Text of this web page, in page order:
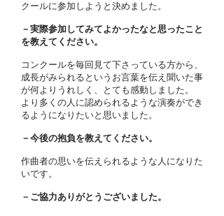
クールに参加しようと決めました。
－実際参加してみてよかったなと思ったこと
を教えてください。
コンクールを毎回見て下さっている方から、
成長がみられるというお言葉を伝え聞いた事
が何よりうれしく、とても感動しました。
より多くの人に認められるような演奏ができ
るようになりたいと思いました。
－今後の抱負を教えてください。
作曲者の思いを伝えられるような人になりた
いです。
－ご協力ありがとうございました。